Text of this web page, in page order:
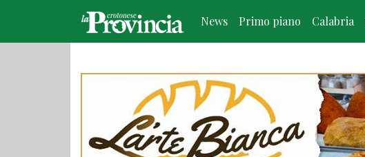
News Primo piano Calabria